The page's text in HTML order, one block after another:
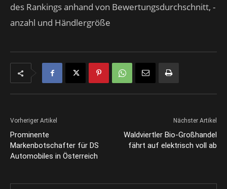
des Rankings anhand von Bewertungsdurchschnitt, -
anzahl und Händlergröße
Vorheriger Artikel
Prominente
Markenbotschafter für DS
Automobiles in Österreich
Nächster Artikel
Waldviertler Bio-Großhandel
fährt auf elektrisch voll ab